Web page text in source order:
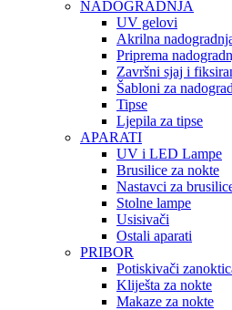
NADOGRADNJA
UV gelovi
Akrilna
Priprema
Završni sjaj i
Šabloni za
Tipse
Ljepila za tipse
APARATI
UV i LED Lampe
Brusilice za nokte
Nastavci za
Stolne lampe
Usisivači
Ostali aparati
PRIBOR
Potiskivači
Kliješta za nokte
Makaze za nokte